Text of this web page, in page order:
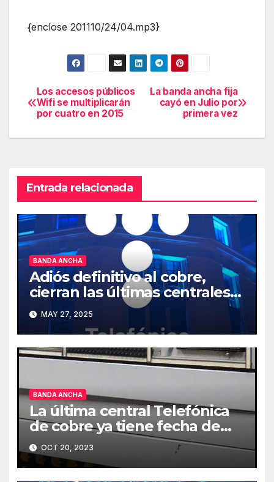
{enclose 201110/24/04.mp3}
Navegación
de
La banda ancha fija
cayó en Julio por
primera vez
Los accesos públicos
Wifi se multiplicarán
por cuatro en 2015
Entrada relacionada
BANDA ANCHA
Adiós definitivo al cobre,
cierran las últimas centrales
en España
MAY 27, 2025
BANDA ANCHA
La última central Telefónica
de cobre ya tiene fecha de
cierre
OCT 20, 2023